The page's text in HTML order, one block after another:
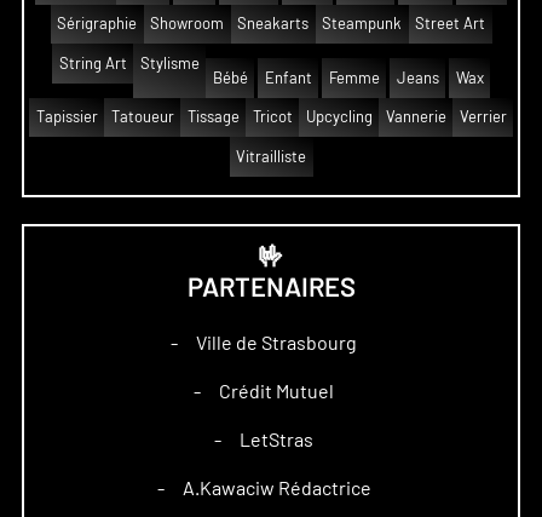
Sérigraphie Showroom Sneakarts Steampunk Street Art
String Art
Stylisme
Bébé
Enfant Femme Jeans Wax
Tapissier Tatoueur Tissage Tricot Upcycling Vannerie Verrier
Vitrailliste
🤟
PARTENAIRES
– Ville de Strasbourg
– Crédit Mutuel
– LetStras
– A.Kawaciw Rédactrice